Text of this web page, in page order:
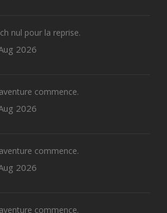
nul pour la reprise.
2026
commence.
2026
commence.
2026
commence.